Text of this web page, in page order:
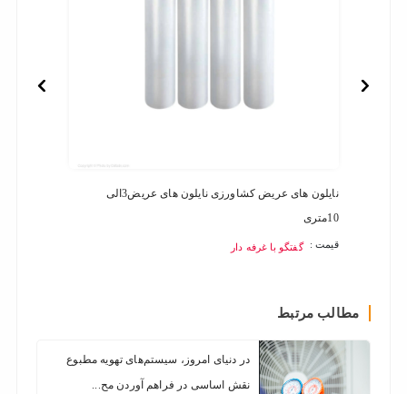
نایلون های عریض کشاورزی نایلون های عریض3الی
10متری
قیمت : گفتگو با غرفه دار
مطالب مرتبط
در دنیای امروز، سیستم‌های تهویه مطبوع
نقش اساسی در فراهم آوردن مح...